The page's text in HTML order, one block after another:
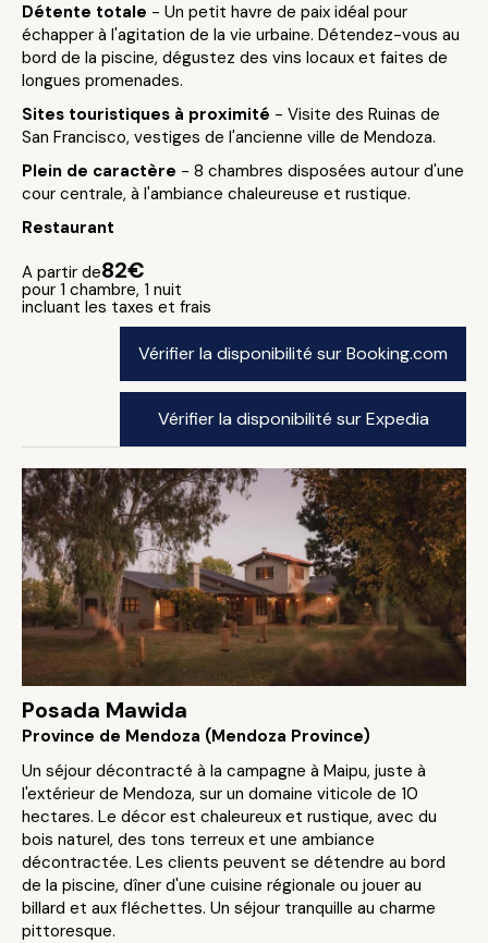
Détente totale - Un petit havre de paix idéal pour
échapper à l'agitation de la vie urbaine. Détendez-vous au
bord de la piscine, dégustez des vins locaux et faites de
longues promenades.
Sites touristiques à proximité - Visite des Ruinas de
San Francisco, vestiges de l'ancienne ville de Mendoza.
Plein de caractère - 8 chambres disposées autour d'une
cour centrale, à l'ambiance chaleureuse et rustique.
Restaurant
A partir de82€
pour 1 chambre, 1 nuit
incluant les taxes et frais
Vérifier la disponibilité sur Booking.com
Vérifier la disponibilité sur Expedia
Posada Mawida
Province de Mendoza (Mendoza Province)
Un séjour décontracté à la campagne à Maipu, juste à
l'extérieur de Mendoza, sur un domaine viticole de 10
hectares. Le décor est chaleureux et rustique, avec du
bois naturel, des tons terreux et une ambiance
décontractée. Les clients peuvent se détendre au bord
de la piscine, dîner d'une cuisine régionale ou jouer au
billard et aux fléchettes. Un séjour tranquille au charme
pittoresque.